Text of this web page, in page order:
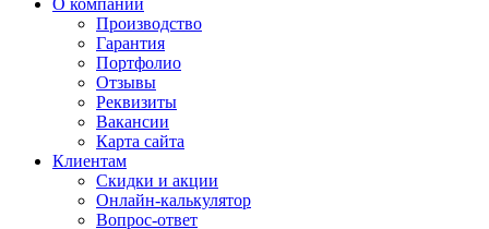
О компании
Производство
Гарантия
Портфолио
Отзывы
Реквизиты
Вакансии
Карта сайта
Клиентам
Скидки и акции
Онлайн-калькулятор
Вопрос-ответ